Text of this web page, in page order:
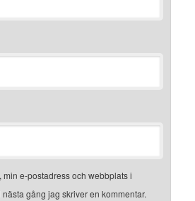
min e-postadress och webbplats i
gång jag skriver en kommentar.